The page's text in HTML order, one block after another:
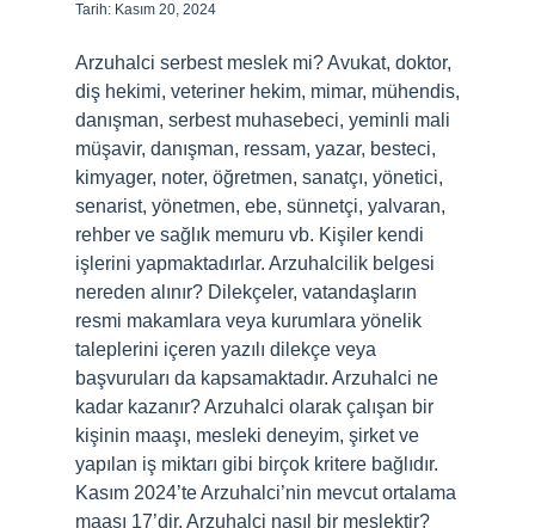
Tarih: Kasım 20, 2024
Arzuhalci serbest meslek mi? Avukat, doktor,
diş hekimi, veteriner hekim, mimar, mühendis,
danışman, serbest muhasebeci, yeminli mali
müşavir, danışman, ressam, yazar, besteci,
kimyager, noter, öğretmen, sanatçı, yönetici,
senarist, yönetmen, ebe, sünnetçi, yalvaran,
rehber ve sağlık memuru vb. Kişiler kendi
işlerini yapmaktadırlar. Arzuhalcilik belgesi
nereden alınır? Dilekçeler, vatandaşların
resmi makamlara veya kurumlara yönelik
taleplerini içeren yazılı dilekçe veya
başvuruları da kapsamaktadır. Arzuhalci ne
kadar kazanır? Arzuhalci olarak çalışan bir
kişinin maaşı, mesleki deneyim, şirket ve
yapılan iş miktarı gibi birçok kritere bağlıdır.
Kasım 2024’te Arzuhalci’nin mevcut ortalama
maaşı 17’dir. Arzuhalci nasıl bir meslektir?